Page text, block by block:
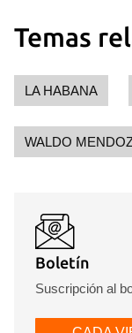
Temas
LA HABANA
WALDO
Boletín
Suscripción al